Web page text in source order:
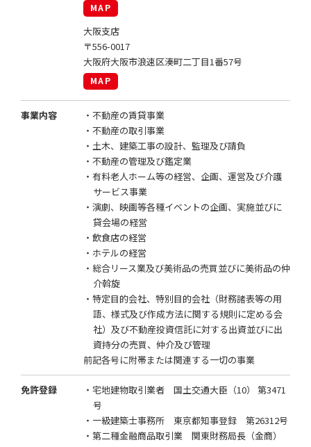
MAP
大阪支店
〒556-0017
大阪府大阪市浪速区湊町二丁目1番57号
MAP
事業内容
・不動産の賃貸事業
・不動産の取引事業
・土木、建築工事の設計、監理及び請負
・不動産の管理及び鑑定業
・有料老人ホーム等の経営、企画、運営及び介護
サービス事業
・演劇、映画等各種イベントの企画、実施並びに
貸会場の経営
・飲食店の経営
・ホテルの経営
・総合リース業及び美術品の売買並びに美術品の仲
介斡旋
・特定目的会社、特別目的会社（財務諸表等の用
語、様式及び作成方法に関する規則に定める会
社）及び不動産投資信託に対する出資並びに出
資持分の売買、仲介及び管理
前記各号に附帯または関連する一切の事業
免許登録
・宅地建物取引業者 国土交通大臣（10） 第3471
号
・一級建築士事務所 東京都知事登録 第26312号
・第二種金融商品取引業 関東財務局長（金商）